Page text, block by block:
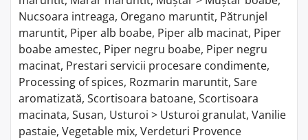
Nucsoara intreaga, Oregano maruntit, Pătrunjel
maruntit, Piper alb boabe, Piper alb macinat, Piper
boabe amestec, Piper negru boabe, Piper negru
macinat, Prestari servicii procesare condimente,
Processing of spices, Rozmarin maruntit, Sare
aromatizată, Scortisoara batoane, Scortisoara
macinata, Susan, Usturoi > Usturoi granulat, Vanilie
pastaie, Vegetable mix, Verdeturi Provence